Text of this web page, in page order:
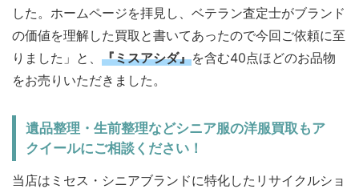
した。ホームページを拝見し、ベテラン査定士がブランド
の価値を理解した買取と書いてあったので今回ご依頼に至
りました」と、 『ミスアシダ』を含む40点ほどのお品物
をお売りいただきました。
遺品整理・生前整理などシニア服の洋服買取もア
クイールにご相談ください！
当店はミセス・シニアブランドに特化したリサイクルショ